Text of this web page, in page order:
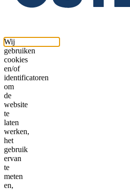
Wij
gebruiken
cookies
en/of
identificatoren
om
de
website
te
laten
werken,
het
gebruik
ervan
te
meten
en,